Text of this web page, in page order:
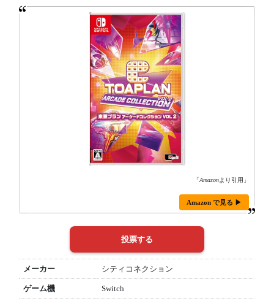
「Amazonより引用」
Amazon で見る ▶
メーカー シティコネクション
ゲーム機 Switch